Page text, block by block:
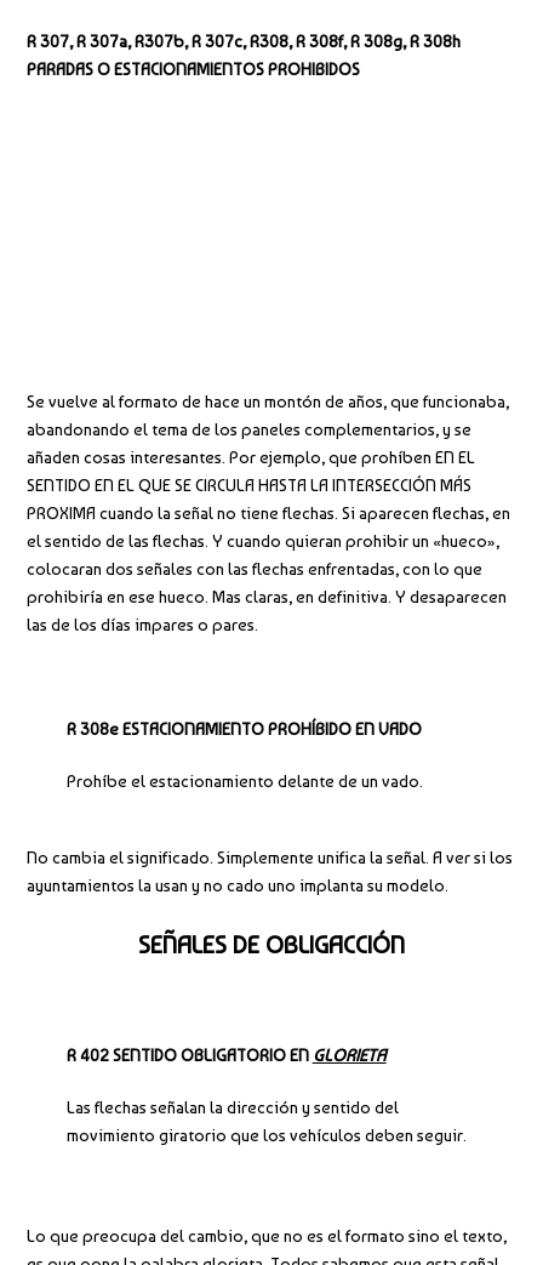
R 307, R 307a, R307b, R 307c, R308, R 308f, R 308g, R 308h
PARADAS O ESTACIONAMIENTOS PROHIBIDOS
Se vuelve al formato de hace un montón de años, que funcionaba,
abandonando el tema de los paneles complementarios, y se
añaden cosas interesantes. Por ejemplo, que prohíben EN EL
SENTIDO EN EL QUE SE CIRCULA HASTA LA INTERSECCIÓN MÁS
PROXIMA cuando la señal no tiene flechas. Si aparecen flechas, en
el sentido de las flechas. Y cuando quieran prohibir un «hueco»,
colocaran dos señales con las flechas enfrentadas, con lo que
prohibiría en ese hueco. Mas claras, en definitiva. Y desaparecen
las de los días impares o pares.
R 308e ESTACIONAMIENTO PROHÍBIDO EN VADO
Prohíbe el estacionamiento delante de un vado.
No cambia el significado. Simplemente unifica la señal. A ver si los
ayuntamientos la usan y no cado uno implanta su modelo.
SEÑALES DE OBLIGACCIÓN
R 402 SENTIDO OBLIGATORIO EN GLORIETA
Las flechas señalan la dirección y sentido del
movimiento giratorio que los vehículos deben seguir.
Lo que preocupa del cambio, que no es el formato sino el texto,